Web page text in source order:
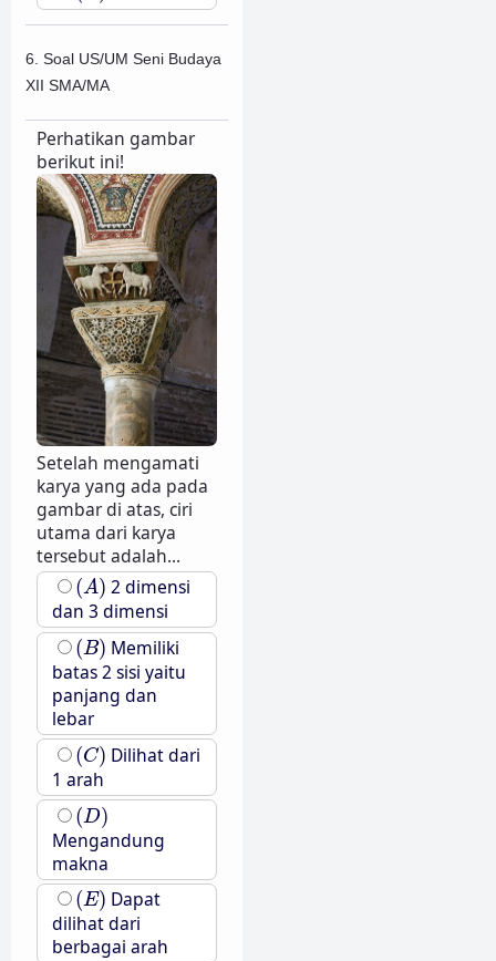
6. Soal US/UM Seni Budaya
XII SMA/MA
Perhatikan gambar
berikut ini!
Setelah mengamati
karya yang ada pada
gambar di atas, ciri
utama dari karya
tersebut adalah...
(A)
(A) 2 dimensi
dan 3 dimensi
(B)
(B) Memiliki
batas 2 sisi yaitu
panjang dan
lebar
(C)
(C) Dilihat dari
1 arah
(D)
(D)
Mengandung
makna
(E)
(E) Dapat
dilihat dari
berbagai arah